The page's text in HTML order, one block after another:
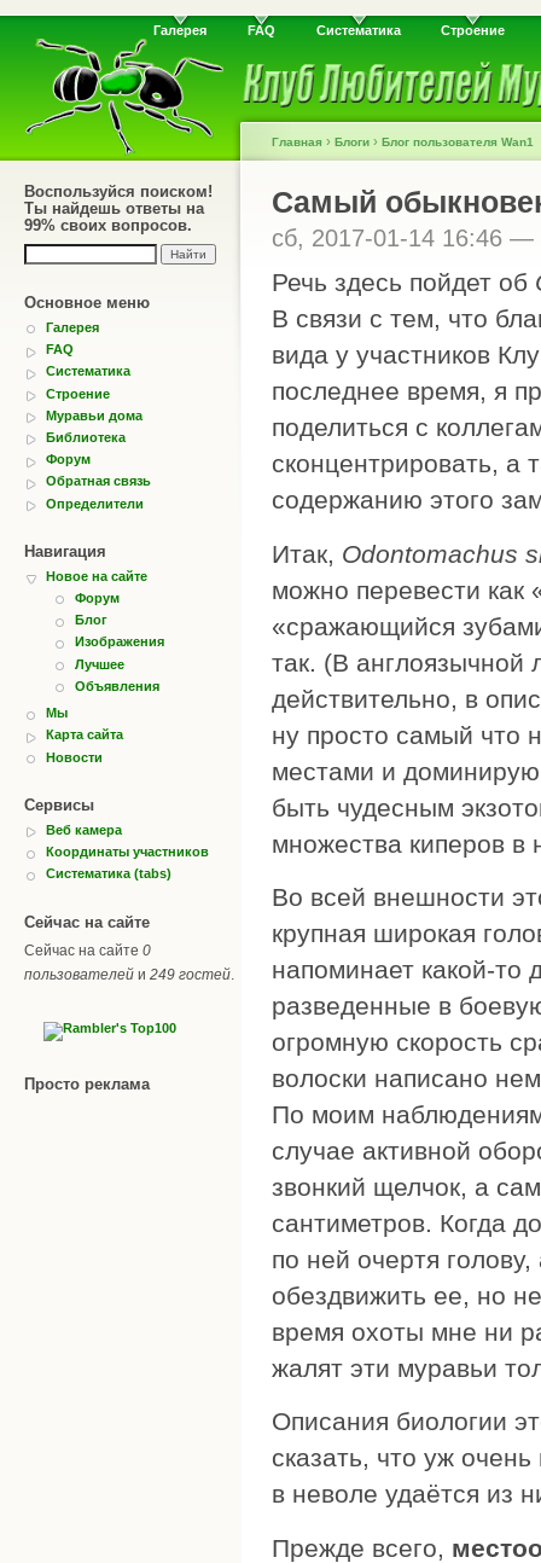
Галерея FAQ Систематика Строение
Воспользуйся поиском!
Ты найдешь ответы на
99% своих вопросов.
Основное меню
Галерея
FAQ
Систематика
Строение
Муравьи дома
Библиотека
Форум
Обратная связь
Определители
Навигация
Новое на сайте
Форум
Блог
Изображения
Лучшее
Объявления
Мы
Карта сайта
Новости
Сервисы
Веб камера
Координаты участников
Систематика (tabs)
Сейчас на сайте
Сейчас на сайте 0
пользователей и 249 гостей
Просто реклама
Главная › Блоги › Блог пользователя Wan1
Самый
сб, 2017-01-14 16:46 —
Речь здесь пойдет об
В связи с тем, что
вида у участников
последнее время, я
поделиться с
сконцентрировать, а
содержанию этого
Итак, Odontomachus
можно перевести
«сражающийся
так. (В англоязычной
действительно, в
ну просто самый что
местами и
быть чудесным
множества киперов
Во всей внешности
крупная широкая
напоминает какой-
разведенные в
огромную скорость
волоски написано
По моим
случае активной
звонкий щелчок, а
сантиметров. Когда
по ней очертя
обездвижить ее, но
время охоты мне ни
жалят эти муравьи
Описания биологии
сказать, что уж
в неволе удаётся из
Прежде всего,